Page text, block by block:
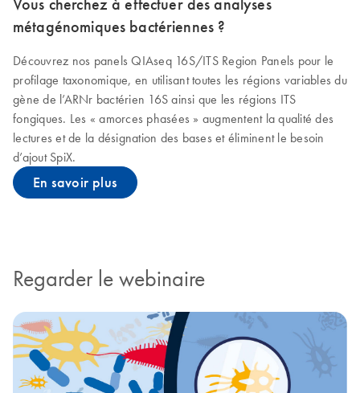
métagénomiques bactériennes ?
Découvrez nos panels QIAseq 16S/ITS Region Panels pour le
profilage taxonomique, en utilisant toutes les régions variables du
gène de l’ARNr bactérien 16S ainsi que les régions ITS
fongiques. Les « amorces phasées » augmentent la qualité des
lectures et de la désignation des bases et éliminent le besoin
d’ajout SpiX.
En savoir plus
Regarder le webinaire